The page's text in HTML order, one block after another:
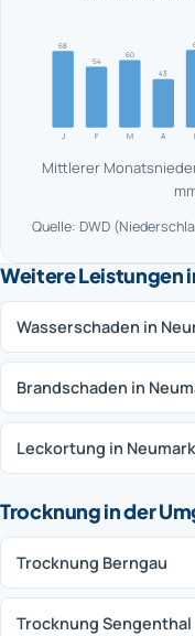
J
68
F
54
M
60
A
43
Mittlerer
Quelle: DWD
Weitere Leistungen
Wasserschaden in
Brandschaden in
Leckortung in
Trocknung in der
Trocknung Berngau
Trocknung Sengenthal